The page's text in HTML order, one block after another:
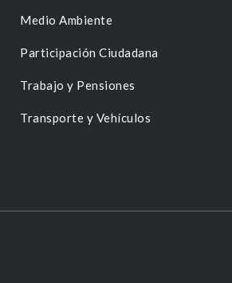
Medio Ambiente
Participación Ciudadana
Trabajo y Pensiones
Transporte y Vehículos